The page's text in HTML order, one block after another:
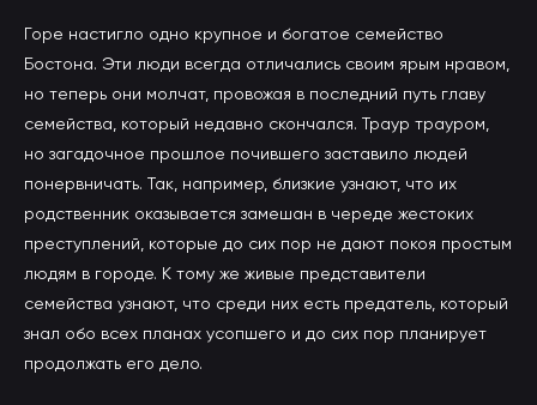
Горе настигло одно крупное и богатое семейство
Бостона. Эти люди всегда отличались своим ярым нравом,
но теперь они молчат, провожая в последний путь главу
семейства, который недавно скончался. Траур трауром,
но загадочное прошлое почившего заставило людей
понервничать. Так, например, близкие узнают, что их
родственник оказывается замешан в череде жестоких
преступлений, которые до сих пор не дают покоя простым
людям в городе. К тому же живые представители
семейства узнают, что среди них есть предатель, который
знал обо всех планах усопшего и до сих пор планирует
продолжать его дело.